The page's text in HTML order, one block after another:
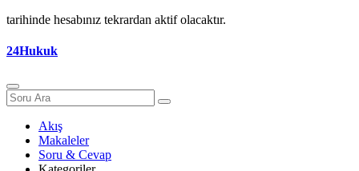
tarihinde hesabınız tekrardan aktif olacaktır.
24Hukuk
Akış
Makaleler
Soru & Cevap